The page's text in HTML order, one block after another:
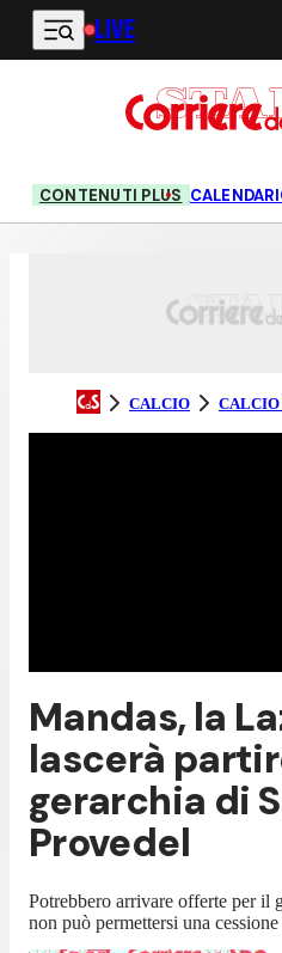
Vai al contenuto principale
LIVE
CONTENUTI PLUS
CALCIO CALCIO
Mandas, la
lascerà
gerarchia di
Provedel
Potrebbero arrivare offerte per il
non può permettersi una